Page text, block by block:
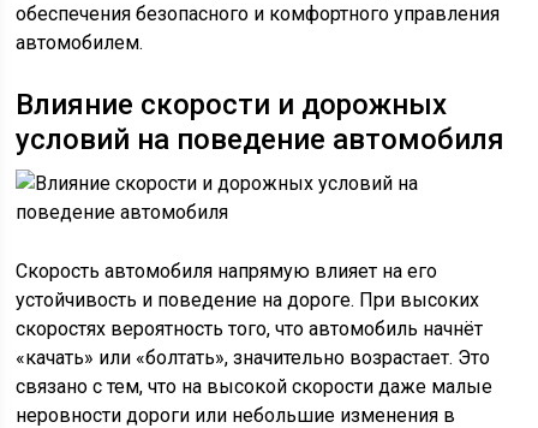
обеспечения безопасного и комфортного управления
автомобилем.
Влияние скорости и дорожных
условий на поведение автомобиля
Скорость автомобиля напрямую влияет на его
устойчивость и поведение на дороге. При высоких
скоростях вероятность того, что автомобиль начнёт
«качать» или «болтать», значительно возрастает. Это
связано с тем, что на высокой скорости даже малые
неровности дороги или небольшие изменения в